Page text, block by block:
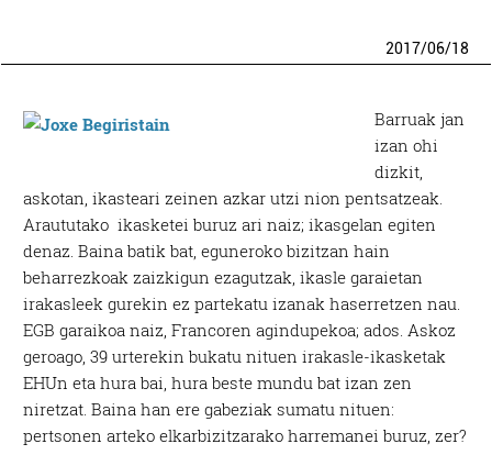
2017/06/18
Barruak jan
izan ohi
dizkit,
askotan, ikasteari zeinen azkar utzi nion pentsatzeak.
Araututako ikasketei buruz ari naiz; ikasgelan egiten
denaz. Baina batik bat, eguneroko bizitzan hain
beharrezkoak zaizkigun ezagutzak, ikasle garaietan
irakasleek gurekin ez partekatu izanak haserretzen nau.
EGB garaikoa naiz, Francoren agindupekoa; ados. Askoz
geroago, 39 urterekin bukatu nituen irakasle-ikasketak
EHUn eta hura bai, hura beste mundu bat izan zen
niretzat. Baina han ere gabeziak sumatu nituen:
pertsonen arteko elkarbizitzarako harremanei buruz, zer?